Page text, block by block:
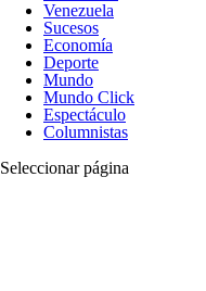
Venezuela
Sucesos
Economía
Deporte
Mundo
Mundo Click
Espectáculo
Columnistas
Seleccionar página